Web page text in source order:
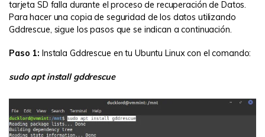
tarjeta SD falla durante el proceso de recuperación de Datos.
Para hacer una copia de seguridad de los datos utilizando
Gddrescue, sigue los pasos que se indican a continuación.
Paso 1: Instala Gddrescue en tu Ubuntu Linux con el comando:
sudo apt install gddrescue